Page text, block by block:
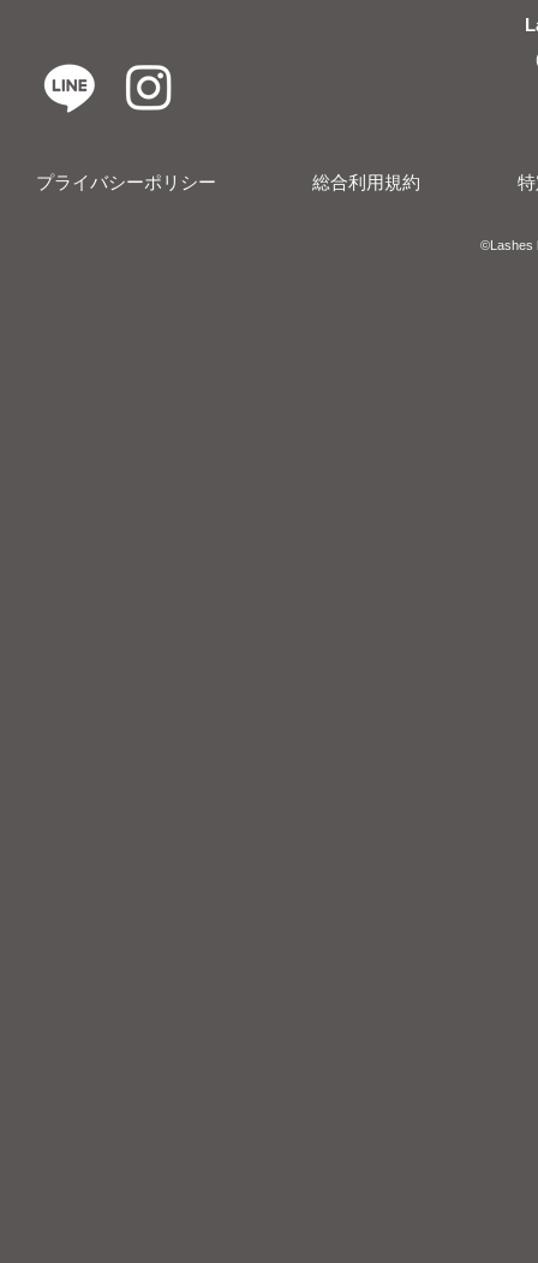
プライバシーポリシー 総合利用規約
​​©︎Lashes